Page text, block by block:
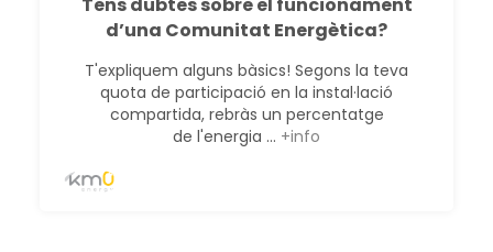
d’una Comunitat Energètica?
T'expliquem alguns bàsics! Segons la teva
quota de participació en la instal·lació
compartida, rebràs un percentatge
de l'energia ... +info